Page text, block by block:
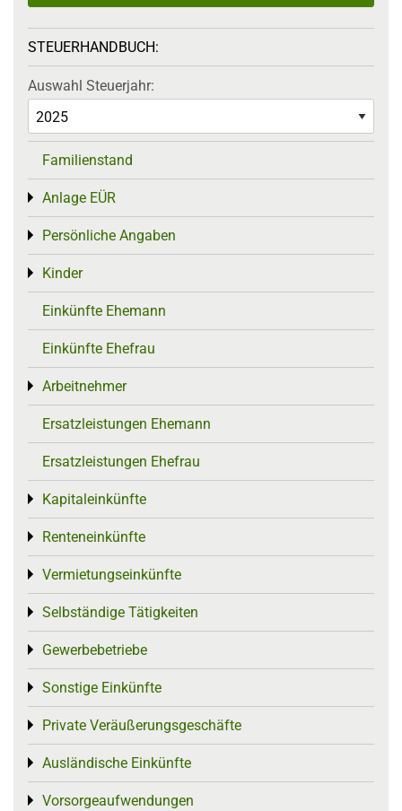
STEUERHANDBUCH:
Auswahl Steuerjahr:
Familienstand
Anlage EÜR
Toggle menu
Persönliche Angaben
Toggle menu
Kinder
Toggle menu
Einkünfte Ehemann
Einkünfte Ehefrau
Arbeitnehmer
Toggle menu
Ersatzleistungen Ehemann
Ersatzleistungen Ehefrau
Kapitaleinkünfte
Toggle menu
Renteneinkünfte
Toggle menu
Vermietungseinkünfte
Toggle menu
Selbständige Tätigkeiten
Toggle menu
Gewerbebetriebe
Toggle menu
Sonstige Einkünfte
Toggle menu
Private Veräußerungsgeschäfte
Toggle menu
Ausländische Einkünfte
Toggle menu
Vorsorgeaufwendungen
Toggle menu